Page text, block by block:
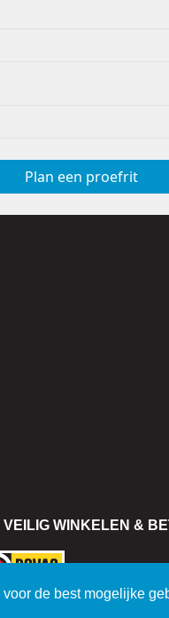
de best mogelijke
Plan een proefrit
WINKELEN &